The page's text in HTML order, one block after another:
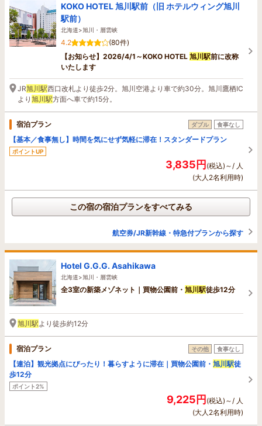
KOKO HOTEL 旭川駅前（旧 ホテルウィング旭川
駅前）
北海道>旭川・層雲峡
4.2
(80件)
【お知らせ】2026/4/1～KOKO HOTEL 旭川駅前に改称
いたします
JR旭川駅西口改札より徒歩2分。旭川空港より車で約30分。旭川鷹栖IC
より 旭川駅方面へ車で約15分。
宿泊プラン ダブル 食事なし
【基本／食事無し】時間を気にせず気軽に滞在！スタンダードプラン
ポイントUP
3,835円(税込)～/ 人
(大人2名利用時)
この宿の宿泊プランをすべてみる
航空券/JR新幹線・特急付プランから探す
Hotel G.G.G. Asahikawa
北海道>旭川・層雲峡
全3室の新築メゾネット｜買物公園前・ 旭川駅徒歩12分
旭川駅 より徒歩約12分
宿泊プラン その他 食事なし
【連泊】観光拠点にぴったり！暮らすように滞在｜買物公園前・ 旭川駅徒
歩12分
ポイント2%
9,225円(税込)～/ 人
(大人2名利用時)